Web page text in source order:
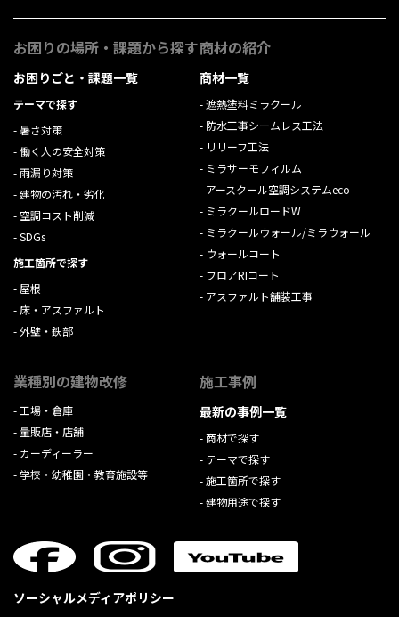
お困りの場所・課題から探す
お困りごと・課題一覧
テーマで探す
暑さ対策
働く人の安全対策
雨漏り対策
建物の汚れ・劣化
空調コスト削減
SDGs
施工箇所で探す
屋根
床・アスファルト
外壁・鉄部
商材の紹介
商材一覧
遮熱塗料ミラクール
防水工事シームレス工法
リリーフ工法
ミラサーモフィルム
アースクール空調システムeco
ミラクールロードW
ミラクールウォール/ミラウォール
ウォールコート
フロアRIコート
アスファルト舗装工事
業種別の建物改修
工場・倉庫
量販店・店舗
カーディーラー
学校・幼稚園・教育施設等
施工事例
最新の事例一覧
商材で探す
テーマで探す
施工箇所で探す
建物用途で探す
ソーシャルメディアポリシー